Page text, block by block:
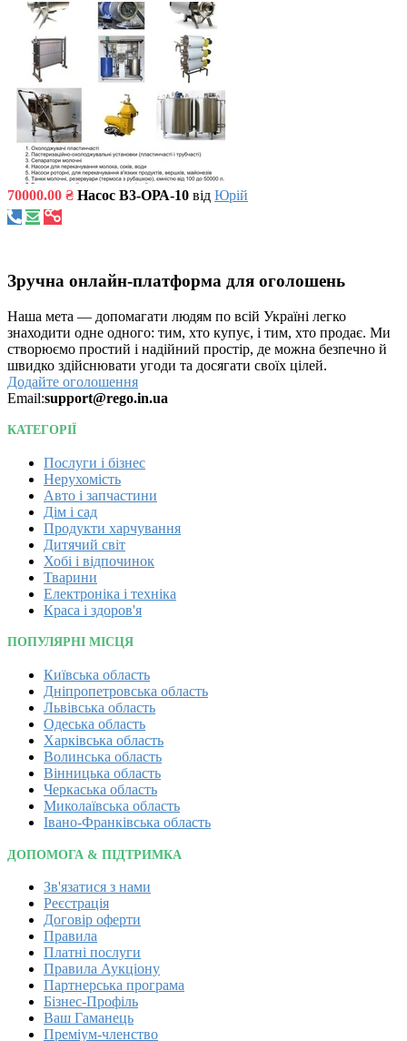
70000.00 ₴ Насос В3-ОРА-10 від Юрій
Зручна онлайн-платформа для оголошень
Наша мета — допомагати людям по всій Україні легко
знаходити одне одного: тим, хто купує, і тим, хто продає. Ми
створюємо простий і надійний простір, де можна безпечно й
швидко здійснювати угоди та досягати своїх цілей.
Додайте оголошення
Email:support@rego.in.ua
КАТЕГОРІЇ
Послуги і бізнес
Нерухомість
Авто і запчастини
Дім і сад
Продукти харчування
Дитячий світ
Хобі і відпочинок
Тварини
Електроніка і техніка
Краса і здоров'я
ПОПУЛЯРНІ МІСЦЯ
Київська область
Дніпропетровська область
Львівська область
Одеська область
Харківська область
Волинська область
Вінницька область
Черкаська область
Миколаївська область
Івано-Франківська область
ДОПОМОГА & ПІДТРИМКА
Зв'язатися з нами
Реєстрація
Договір оферти
Правила
Платні послуги
Правила Аукціону
Партнерська програма
Бізнес-Профіль
Ваш Гаманець
Преміум-членство